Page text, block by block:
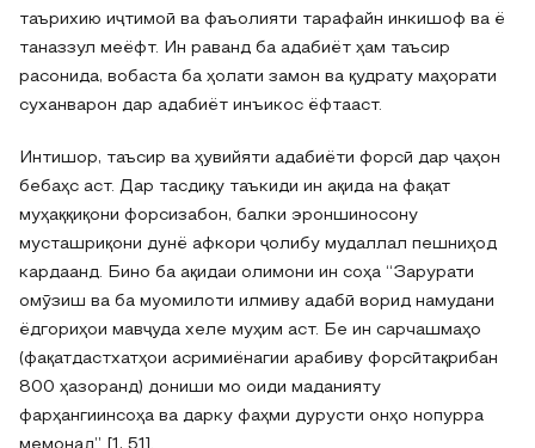
таърихию иҷтимоӣ ва фаъолияти тарафайн инкишоф ва ё
таназзул меёфт. Ин раванд ба адабиёт ҳам таъсир
расонида, вобаста ба ҳолати замон ва қудрату маҳорати
суханварон дар адабиёт инъикос ёфтааст.
Интишор, таъсир ва ҳувийяти адабиёти форсӣ дар ҷаҳон
бебаҳс аст. Дар тасдиқу таъкиди ин ақида на фақат
муҳаққиқони форсизабон, балки эроншиносону
мусташриқони дунё афкори ҷолибу мудаллал пешниҳод
кардаанд. Бино ба ақидаи олимони ин соҳа “Зарурати
омӯзиш ва ба муомилоти илмиву адабӣ ворид намудани
ёдгориҳои мавҷуда хеле муҳим аст. Бе ин сарчашмаҳо
(фақатдастхатҳои асримиёнагии арабиву форсӣтақрибан
800 ҳазоранд) дониши мо оиди маданияту
фарҳангиинсоҳа ва дарку фаҳми дурусти онҳо нопурра